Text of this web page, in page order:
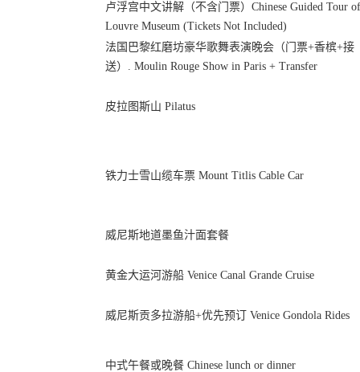
卢浮宫中文讲解（不含门票）Chinese Guided Tour of
Louvre Museum (Tickets Not Included)
法国巴黎红磨坊豪华歌舞表演晚会（门票+香槟+接
送）. Moulin Rouge Show in Paris + Transfer
皮拉图斯山 Pilatus
铁力士雪山缆车票 Mount Titlis Cable Car
威尼斯地道墨鱼汁面套餐
黄金大运河游船 Venice Canal Grande Cruise
威尼斯贡多拉游船+优先预订 Venice Gondola Rides
中式午餐或晚餐 Chinese lunch or dinner